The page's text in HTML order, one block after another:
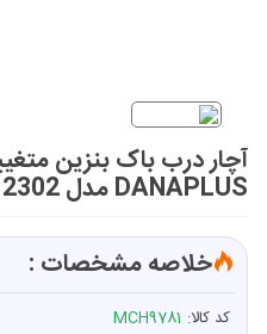
آچار درب باک بنزین
DANAPLUS مدل D12302
خلاصه مشخصات :
کد کالا: MCH9781